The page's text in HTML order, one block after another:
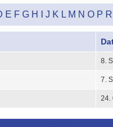
E F G H J K L M N O P R
8.
7.
24.